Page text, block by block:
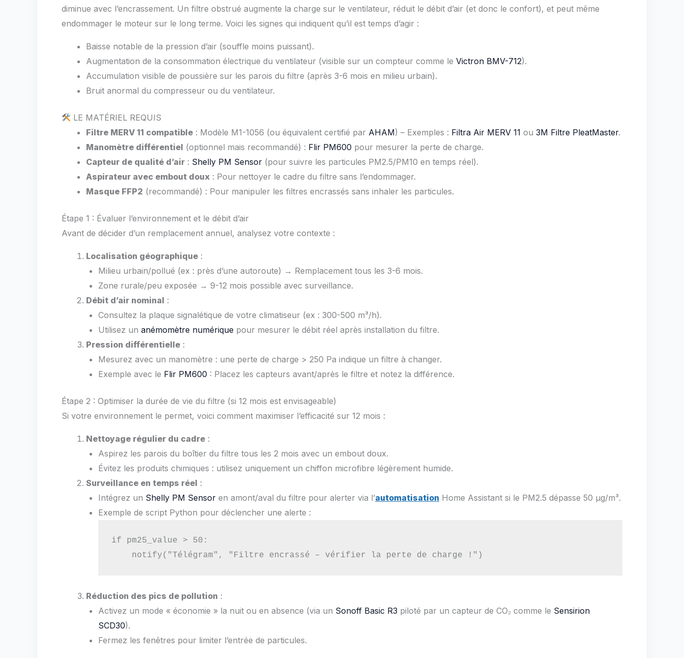
diminue avec l’encrassement. Un filtre obstrué augmente la charge sur le ventilateur, réduit le débit d’air (et donc le confort), et peut même
endommager le moteur sur le long terme. Voici les signes qui indiquent qu’il est temps d’agir :
Baisse notable de la pression d’air (souffle moins puissant).
Augmentation de la consommation électrique du ventilateur (visible sur un compteur comme le Victron BMV-712).
Accumulation visible de poussière sur les parois du filtre (après 3-6 mois en milieu urbain).
Bruit anormal du compresseur ou du ventilateur.
LE MATÉRIEL REQUIS
Filtre MERV 11 compatible : Modèle M1-1056 (ou équivalent certifié par AHAM) – Exemples : Filtra Air MERV 11 ou 3M Filtre PleatMaster.
Manomètre différentiel (optionnel mais recommandé) : Flir PM600 pour mesurer la perte de charge.
Capteur de qualité d’air : Shelly PM Sensor (pour suivre les particules PM2.5/PM10 en temps réel).
Aspirateur avec embout doux : Pour nettoyer le cadre du filtre sans l’endommager.
Masque FFP2 (recommandé) : Pour manipuler les filtres encrassés sans inhaler les particules.
Étape 1 : Évaluer l’environnement et le débit d’air
Avant de décider d’un remplacement annuel, analysez votre contexte :
Localisation géographique :
Milieu urbain/pollué (ex : près d’une autoroute) → Remplacement tous les 3-6 mois.
Zone rurale/peu exposée → 9-12 mois possible avec surveillance.
Débit d’air nominal :
Consultez la plaque signalétique de votre climatiseur (ex : 300-500 m³/h).
Utilisez un anémomètre numérique pour mesurer le débit réel après installation du filtre.
Pression différentielle :
Mesurez avec un manomètre : une perte de charge > 250 Pa indique un filtre à changer.
Exemple avec le Flir PM600 : Placez les capteurs avant/après le filtre et notez la différence.
Étape 2 : Optimiser la durée de vie du filtre (si 12 mois est envisageable)
Si votre environnement le permet, voici comment maximiser l’efficacité sur 12 mois :
Nettoyage régulier du cadre :
Aspirez les parois du boîtier du filtre tous les 2 mois avec un embout doux.
Évitez les produits chimiques : utilisez uniquement un chiffon microfibre légèrement humide.
Surveillance en temps réel :
Intégrez un Shelly PM Sensor en amont/aval du filtre pour alerter via l’automatisation Home Assistant si le PM2.5 dépasse 50 µg/m³.
Exemple de script Python pour déclencher une alerte :
if pm25_value > 50:
    notify("Télégram", "Filtre encrassé – vérifier la perte de charge !")
Réduction des pics de pollution :
Activez un mode « économie » la nuit ou en absence (via un Sonoff Basic R3 piloté par un capteur de CO₂ comme le Sensirion
SCD30).
Fermez les fenêtres pour limiter l’entrée de particules.